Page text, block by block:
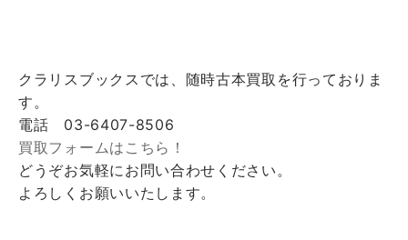
クラリスブックスでは、随時古本買取を行っておりま
す。
電話 03-6407-8506
買取フォームはこちら！
どうぞお気軽にお問い合わせください。
よろしくお願いいたします。